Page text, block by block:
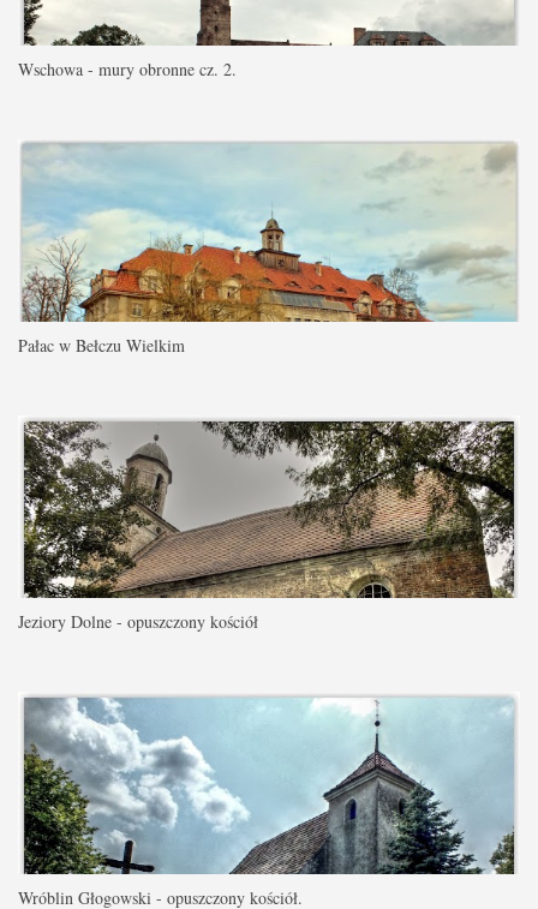
Wschowa - mury obronne cz. 2.
Pałac w Bełczu Wielkim
Jeziory Dolne - opuszczony kościół
Wróblin Głogowski - opuszczony kościół.